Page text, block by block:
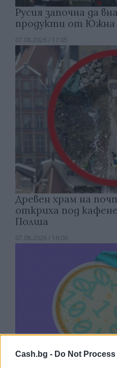
Cash.bg - Do Not
Русия започна да
продукти от Южна
07.08.2026 / 17:05
Древен храм на
откриха под кафене
Полша
07.08.2026 / 16:00